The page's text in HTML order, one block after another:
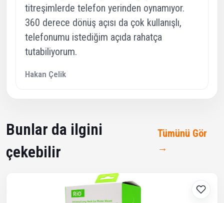
titreşimlerde telefon yerinden oynamıyor.
360 derece dönüş açısı da çok kullanışlı,
telefonumu istediğim açıda rahatça
tutabiliyorum.
Hakan Çelik
Bunlar da ilgini
çekebilir
Tümünü Gör
→